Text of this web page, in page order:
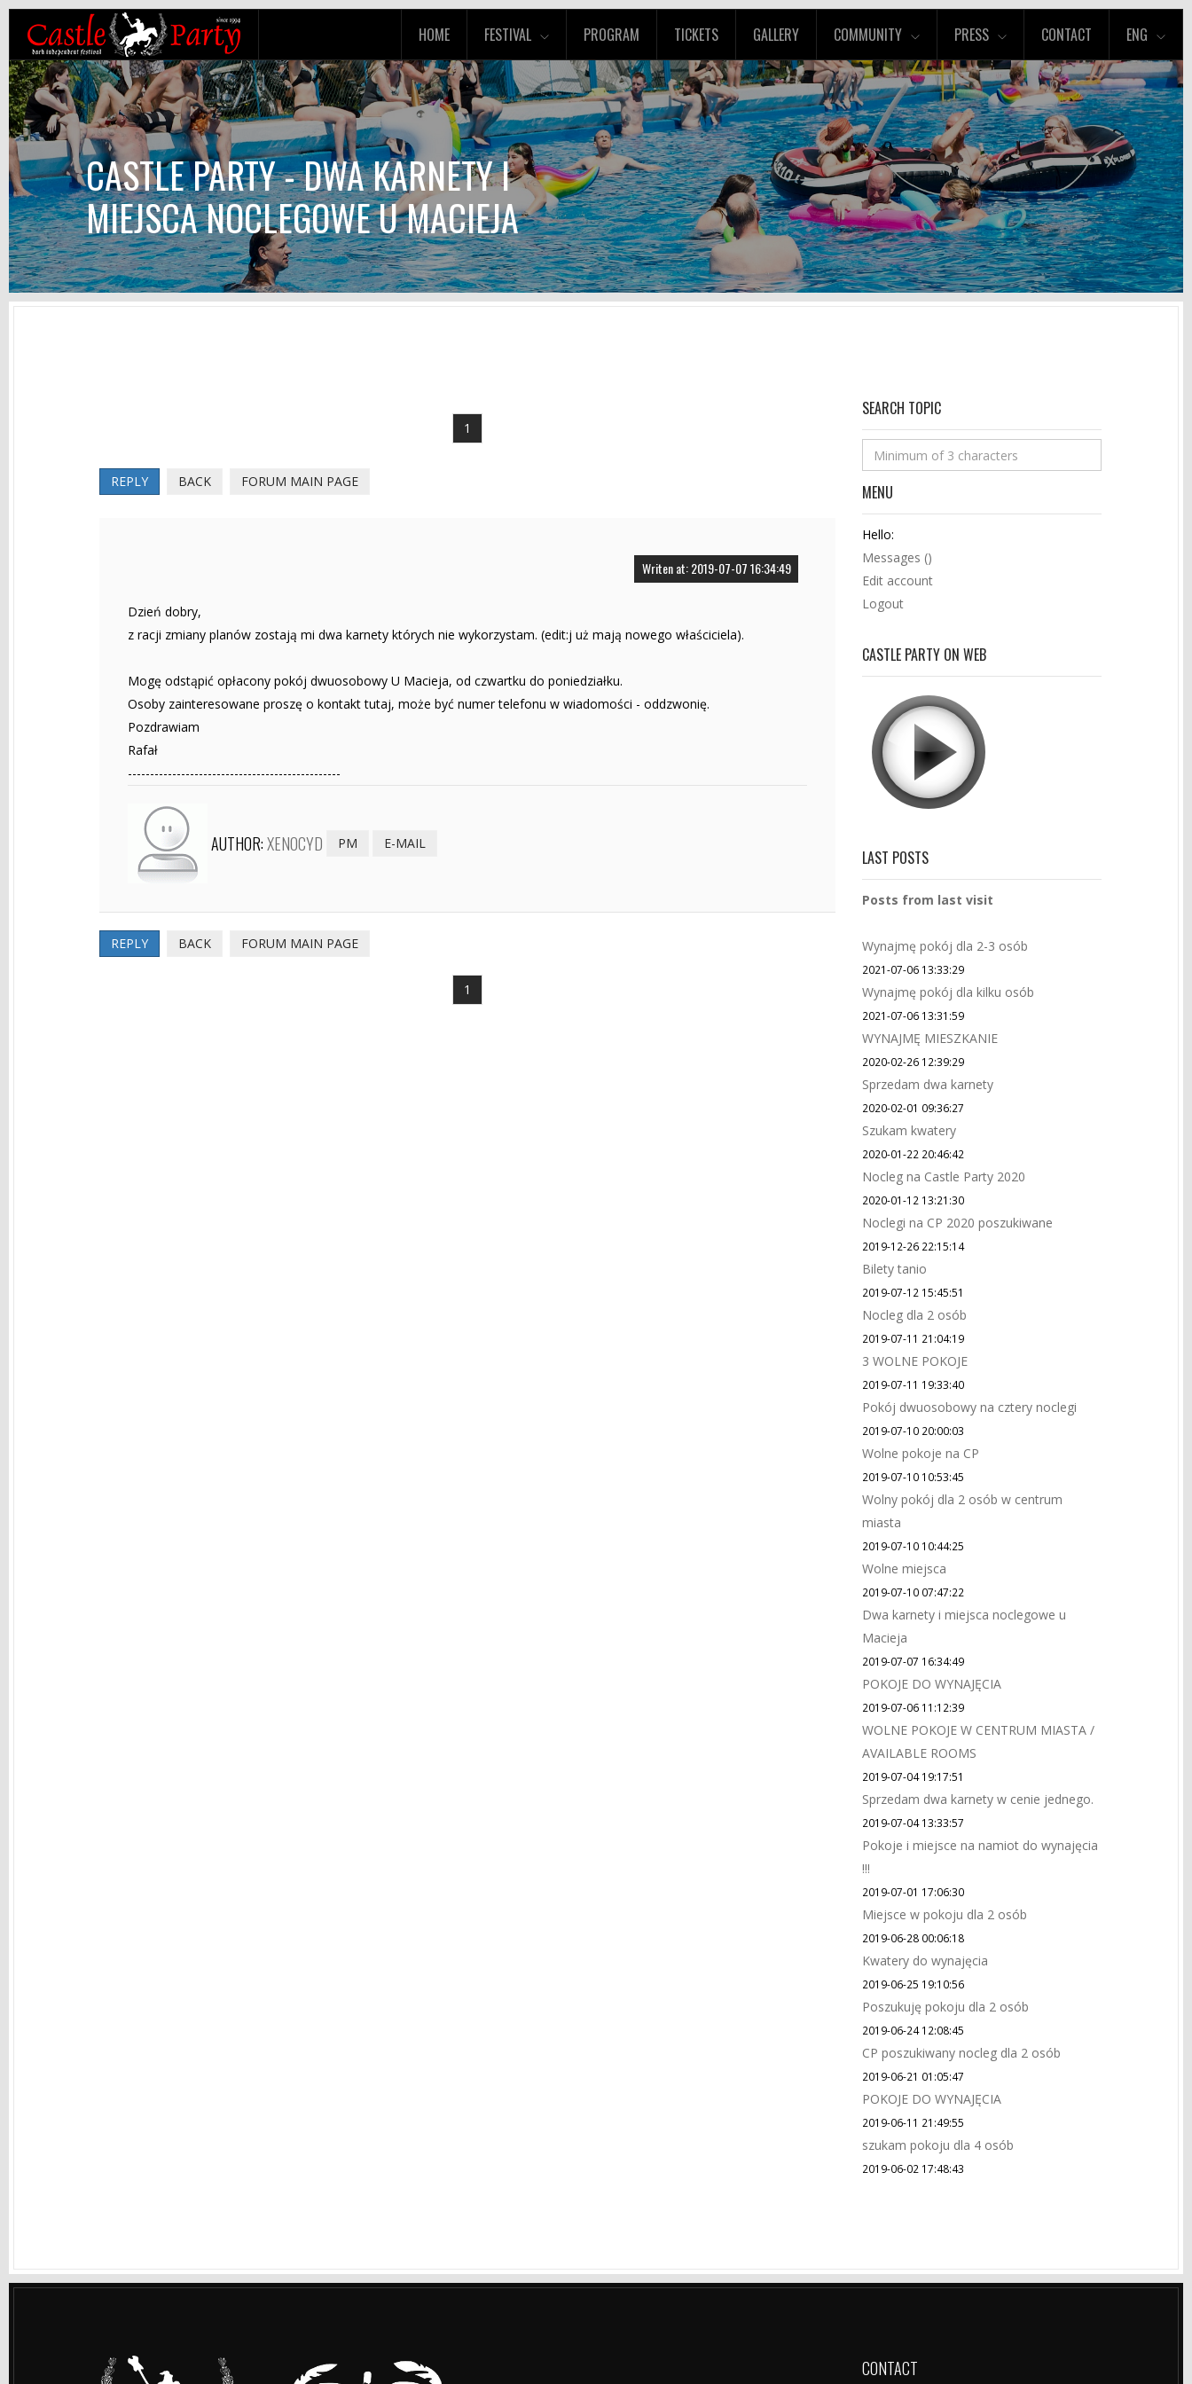
HOME FESTIVAL PROGRAM TICKETS GALLERY COMMUNITY PRESS CONTACT ENG
CASTLE PARTY - DWA KARNETY I
MIEJSCA NOCLEGOWE U MACIEJA
1
REPLY BACK FORUM MAIN PAGE
Writen at: 2019-07-07 16:34:49
Dzień dobry,
z racji zmiany planów zostają mi dwa karnety których nie wykorzystam. (edit:j uż mają nowego właściciela).
Mogę odstąpić opłacony pokój dwuosobowy U Macieja, od czwartku do poniedziałku.
Osoby zainteresowane proszę o kontakt tutaj, może być numer telefonu w wiadomości - oddzwonię.
Pozdrawiam
Rafał
------------------------------------------------
AUTHOR:XENOCYD PM E-MAIL
REPLY BACK FORUM MAIN PAGE
1
SEARCH TOPIC
MENU
Hello:
Messages ()
Edit account
Logout
CASTLE PARTY ON WEB
LAST POSTS
Posts from last visit
Wynajmę pokój dla 2-3 osób
2021-07-06 13:33:29
Wynajmę pokój dla kilku osób
2021-07-06 13:31:59
WYNAJMĘ MIESZKANIE
2020-02-26 12:39:29
Sprzedam dwa karnety
2020-02-01 09:36:27
Szukam kwatery
2020-01-22 20:46:42
Nocleg na Castle Party 2020
2020-01-12 13:21:30
Noclegi na CP 2020 poszukiwane
2019-12-26 22:15:14
Bilety tanio
2019-07-12 15:45:51
Nocleg dla 2 osób
2019-07-11 21:04:19
3 WOLNE POKOJE
2019-07-11 19:33:40
Pokój dwuosobowy na cztery noclegi
2019-07-10 20:00:03
Wolne pokoje na CP
2019-07-10 10:53:45
Wolny pokój dla 2 osób w centrum
miasta
2019-07-10 10:44:25
Wolne miejsca
2019-07-10 07:47:22
Dwa karnety i miejsca noclegowe u
Macieja
2019-07-07 16:34:49
POKOJE DO WYNAJĘCIA
2019-07-06 11:12:39
WOLNE POKOJE W CENTRUM MIASTA /
AVAILABLE ROOMS
2019-07-04 19:17:51
Sprzedam dwa karnety w cenie jednego.
2019-07-04 13:33:57
Pokoje i miejsce na namiot do wynajęcia
!!!
2019-07-01 17:06:30
Miejsce w pokoju dla 2 osób
2019-06-28 00:06:18
Kwatery do wynajęcia
2019-06-25 19:10:56
Poszukuję pokoju dla 2 osób
2019-06-24 12:08:45
CP poszukiwany nocleg dla 2 osób
2019-06-21 01:05:47
POKOJE DO WYNAJĘCIA
2019-06-11 21:49:55
szukam pokoju dla 4 osób
2019-06-02 17:48:43
CONTACT